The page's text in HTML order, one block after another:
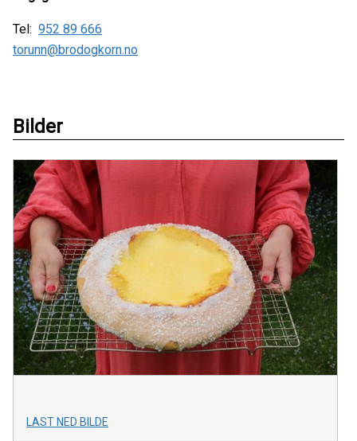
Tel: 952 89 666
torunn@brodogkorn.no
Bilder
LAST NED BILDE